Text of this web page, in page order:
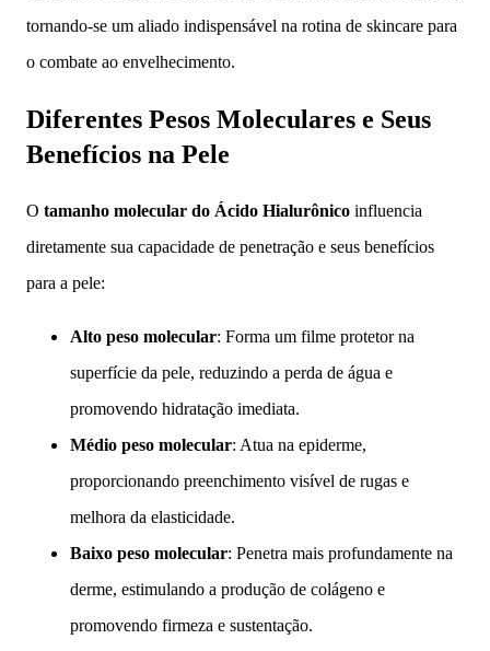
tornando-se um aliado indispensável na rotina de skincare para
o combate ao envelhecimento.
Diferentes Pesos Moleculares e Seus
Benefícios na Pele
O tamanho molecular do Ácido Hialurônico influencia
diretamente sua capacidade de penetração e seus benefícios
para a pele:
Alto peso molecular: Forma um filme protetor na
superfície da pele, reduzindo a perda de água e
promovendo hidratação imediata.
Médio peso molecular: Atua na epiderme,
proporcionando preenchimento visível de rugas e
melhora da elasticidade.
Baixo peso molecular: Penetra mais profundamente na
derme, estimulando a produção de colágeno e
promovendo firmeza e sustentação.